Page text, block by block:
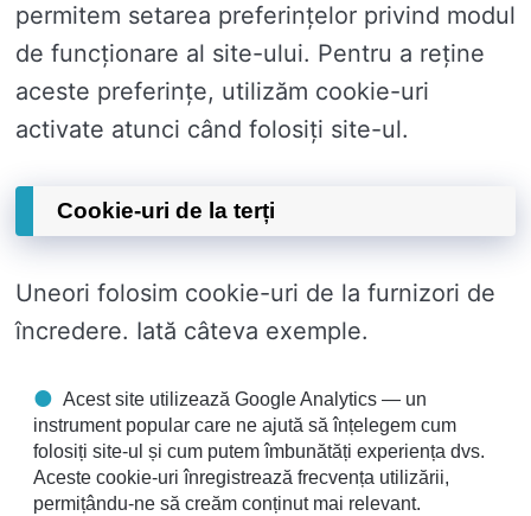
permitem setarea preferințelor privind modul
de funcționare al site-ului. Pentru a reține
aceste preferințe, utilizăm cookie-uri
activate atunci când folosiți site-ul.
Cookie-uri de la terți
Uneori folosim cookie-uri de la furnizori de
încredere. Iată câteva exemple.
Acest site utilizează Google Analytics — un
instrument popular care ne ajută să înțelegem cum
folosiți site-ul și cum putem îmbunătăți experiența dvs.
Aceste cookie-uri înregistrează frecvența utilizării,
permițându-ne să creăm conținut mai relevant.